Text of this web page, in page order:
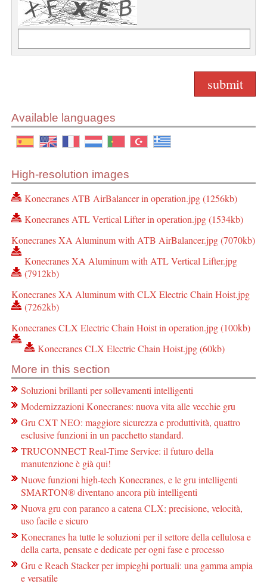
Available languages
High-resolution images
Konecranes ATB AirBalancer in operation.jpg (1256kb)
Konecranes ATL Vertical Lifter in operation.jpg (1534kb)
Konecranes XA Aluminum with ATB AirBalancer.jpg (7070kb)
Konecranes XA Aluminum with ATL Vertical Lifter.jpg
(7912kb)
Konecranes XA Aluminum with CLX Electric Chain Hoist.jpg
(7262kb)
Konecranes CLX Electric Chain Hoist in operation.jpg (100kb)
Konecranes CLX Electric Chain Hoist.jpg (60kb)
More in this section
Soluzioni brillanti per sollevamenti intelligenti
Modernizzazioni Konecranes: nuova vita alle vecchie gru
Gru CXT NEO: maggiore sicurezza e produttività, quattro
esclusive funzioni in un pacchetto standard.
TRUCONNECT Real-Time Service: il futuro della
manutenzione è già qui!
Nuove funzioni high-tech Konecranes, e le gru intelligenti
SMARTON® diventano ancora più intelligenti
Nuova gru con paranco a catena CLX: precisione, velocità,
uso facile e sicuro
Konecranes ha tutte le soluzioni per il settore della cellulosa e
della carta, pensate e dedicate per ogni fase e processo
Gru e Reach Stacker per impieghi portuali: una gamma ampia
e versatile